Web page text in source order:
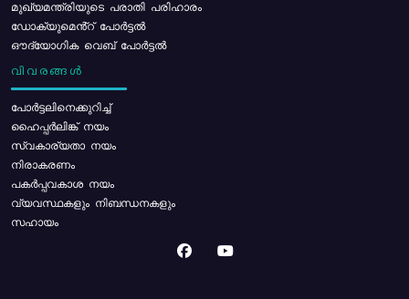
മുഖ്യമന്ത്രിയുടെ പരാതി പരിഹാരം
ഡോക്യുമെൻ്റ് പോർട്ടൽ
ഔദ്യോഗിക വെബ് പോർട്ടൽ
വിവരങ്ങൾ
പോര്‍ട്ടലിനെക്കുറിച്ച്
ഹൈപ്പർലിങ്ക് നയം
സ്വകാര്യതാ നയം
നിരാകരണം
പകർപ്പവകാശ നയം
വ്യവസ്ഥകളും നിബന്ധനകളും
സഹായം